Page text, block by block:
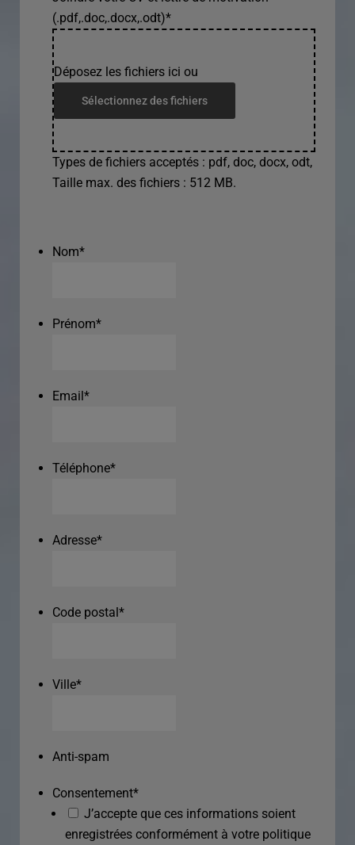
(.pdf,.doc,.docx,.odt)*
Déposez les fichiers ici ou
Sélectionnez des fichiers
Types de fichiers acceptés : pdf, doc, docx, odt,
Taille max. des fichiers : 512 MB.
Nom*
Prénom*
Email*
Téléphone*
Adresse*
Code postal*
Ville*
Anti-spam
Consentement*
J’accepte que ces informations soient
enregistrées conformément à votre politique